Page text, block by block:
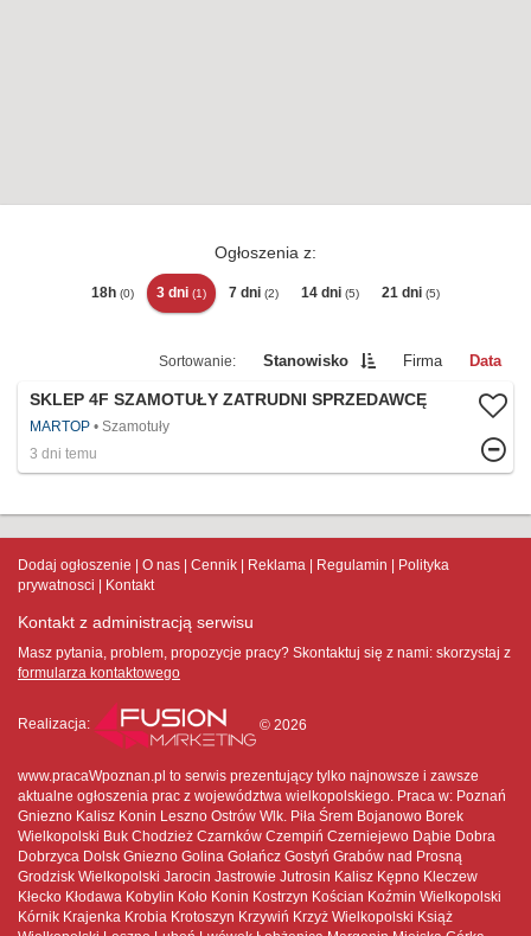
Ogłoszenia z:
18h (0) 3 dni (1) 7 dni (2) 14 dni (5) 21 dni (5)
Stanowisko Firma Data
SKLEP 4F SZAMOTUŁY ZATRUDNI SPRZEDAWCĘ
MARTOP
Szamotuły
3 dni temu
Dodaj ogłoszenie O nas Cennik Reklama Regulamin
Polityka
prywatnosci
Kontakt
Kontakt z administracją serwisu
Masz pytania, problem, propozycje pracy? Skontaktuj się z nami: skorzystaj z
formularza kontaktowego
Realizacja: © 2026
www.pracaWpoznan.pl to serwis prezentujący tylko najnowsze i zawsze
aktualne ogłoszenia prac z województwa wielkopolskiego. Praca w: Poznań
Gniezno Kalisz Konin Leszno Ostrów Wlk. Piła Śrem Bojanowo Borek
Wielkopolski Buk Chodzież Czarnków Czempiń Czerniejewo Dąbie Dobra
Dobrzyca Dolsk Gniezno Golina Gołańcz Gostyń Grabów nad Prosną
Grodzisk Wielkopolski Jarocin Jastrowie Jutrosin Kalisz Kępno Kleczew
Kłecko Kłodawa Kobylin Koło Konin Kostrzyn Kościan Koźmin Wielkopolski
Kórnik Krajenka Krobia Krotoszyn Krzywiń Krzyż Wielkopolski Książ